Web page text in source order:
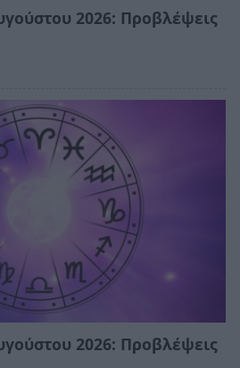
2026: Προβλέψεις
2026: Προβλέψεις